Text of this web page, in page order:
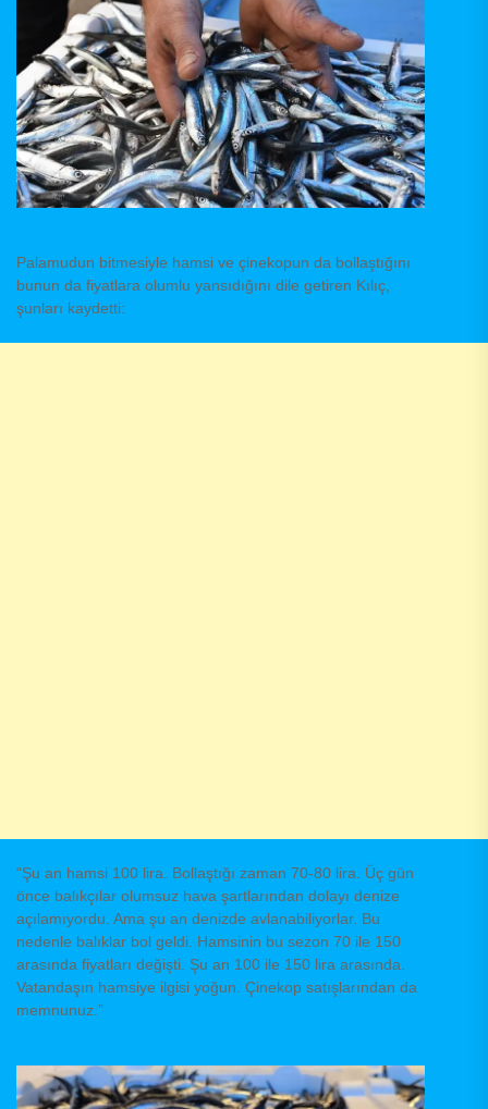
Palamudun bitmesiyle hamsi ve çinekopun da bollaştığını
bunun da fiyatlara olumlu yansıdığını dile getiren Kılıç,
şunları kaydetti:
“Şu an hamsi 100 lira. Bollaştığı zaman 70-80 lira. Üç gün
önce balıkçılar olumsuz hava şartlarından dolayı denize
açılamıyordu. Ama şu an denizde avlanabiliyorlar. Bu
nedenle balıklar bol geldi. Hamsinin bu sezon 70 ile 150
arasında fiyatları değişti. Şu an 100 ile 150 lira arasında.
Vatandaşın hamsiye ilgisi yoğun. Çinekop satışlarından da
memnunuz.”